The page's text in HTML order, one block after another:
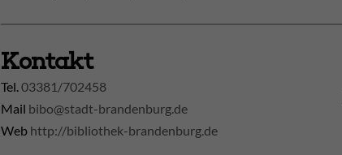
Kontakt
Tel. 03381/702458
Mail bibo@stadt-brandenburg.de
Web http://bibliothek-brandenburg.de